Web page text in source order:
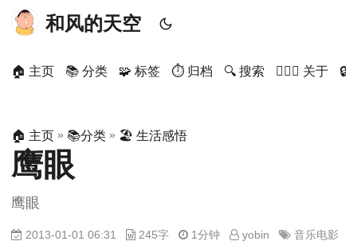
和风的天空
🏠 主页 📚 分类 🧩 标签 ⏱ 归档 🔍 搜索 🙋🏻‍♂️ 关于 🔒
🏠 主页 » 📚分类 » 🏖 生活感悟
鹰眼
鹰眼
2013-01-01 06:31 245字 1分钟 yobin
音乐电影